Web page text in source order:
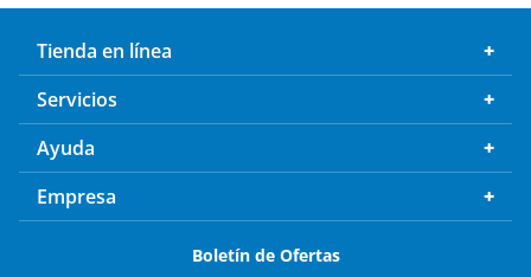
Tienda en línea
Servicios
Ayuda
Empresa
Boletín de Ofertas